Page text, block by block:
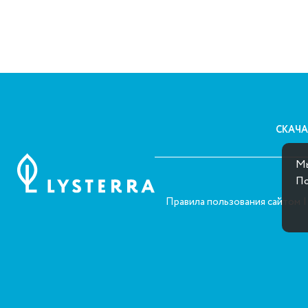
Правила пользования сайтом